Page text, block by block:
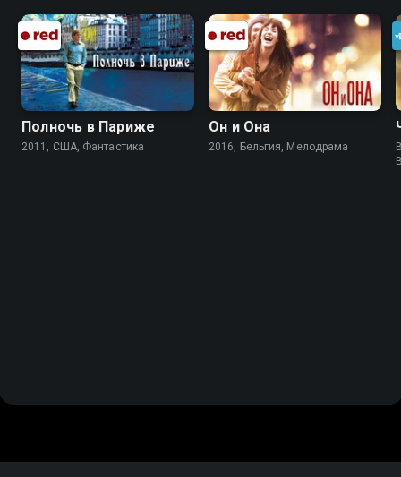
Полночь в Париже
2011, США, Фантастика
Он и Она
2016, Бельгия, Мелодрама